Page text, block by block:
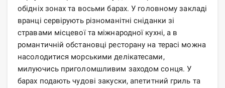
обідніх зонах та восьми барах. У головному закладі
вранці сервірують різноманітні сніданки зі
стравами місцевої та міжнародної кухні, а в
романтичній обстановці ресторану на терасі можна
насолодитися морськими делікатесами,
милуючись приголомшливим заходом сонця. У
барах подають чудові закуски, апетитний гриль та